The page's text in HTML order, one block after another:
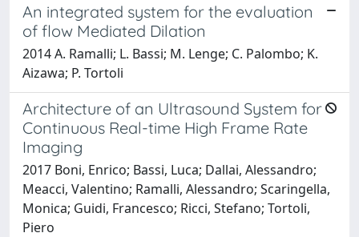
An integrated system for the evaluation
of flow Mediated Dilation
2014 A. Ramalli; L. Bassi; M. Lenge; C. Palombo; K.
Aizawa; P. Tortoli
Architecture of an Ultrasound System for
Continuous Real-time High Frame Rate
Imaging
2017 Boni, Enrico; Bassi, Luca; Dallai, Alessandro;
Meacci, Valentino; Ramalli, Alessandro; Scaringella,
Monica; Guidi, Francesco; Ricci, Stefano; Tortoli,
Piero